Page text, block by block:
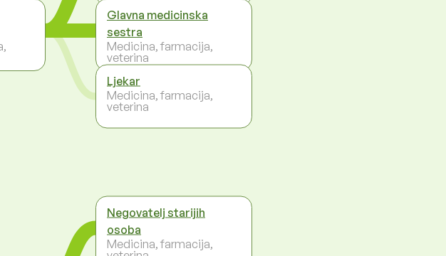
Glavna medicinska
sestra
Medicina, farmacija,
veterina
Ljekar
Medicina, farmacija,
veterina
Negovatelj starijih
osoba
Medicina, farmacija,